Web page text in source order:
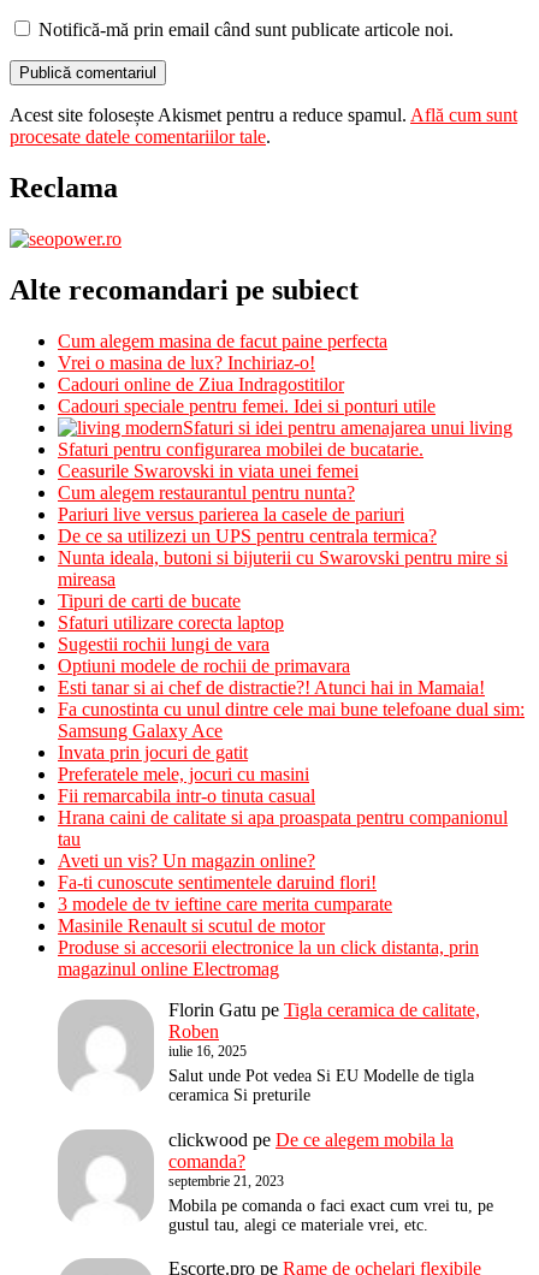
Notifică-mă prin email când sunt publicate articole noi.
Acest site folosește Akismet pentru a reduce spamul. Află cum sunt
procesate datele comentariilor tale.
Reclama
Alte recomandari pe subiect
Cum alegem masina de facut paine perfecta
Vrei o masina de lux? Inchiriaz-o!
Cadouri online de Ziua Indragostitilor
Cadouri speciale pentru femei. Idei si ponturi utile
Sfaturi si idei pentru amenajarea unui living
Sfaturi pentru configurarea mobilei de bucatarie.
Ceasurile Swarovski in viata unei femei
Cum alegem restaurantul pentru nunta?
Pariuri live versus parierea la casele de pariuri
De ce sa utilizezi un UPS pentru centrala termica?
Nunta ideala, butoni si bijuterii cu Swarovski pentru mire si
mireasa
Tipuri de carti de bucate
Sfaturi utilizare corecta laptop
Sugestii rochii lungi de vara
Optiuni modele de rochii de primavara
Esti tanar si ai chef de distractie?! Atunci hai in Mamaia!
Fa cunostinta cu unul dintre cele mai bune telefoane dual sim:
Samsung Galaxy Ace
Invata prin jocuri de gatit
Preferatele mele, jocuri cu masini
Fii remarcabila intr-o tinuta casual
Hrana caini de calitate si apa proaspata pentru companionul
tau
Aveti un vis? Un magazin online?
Fa-ti cunoscute sentimentele daruind flori!
3 modele de tv ieftine care merita cumparate
Masinile Renault si scutul de motor
Produse si accesorii electronice la un click distanta, prin
magazinul online Electromag
Florin Gatu pe Tigla ceramica de calitate,
Roben
iulie 16, 2025
Salut unde Pot vedea Si EU Modelle de tigla
ceramica Si preturile
clickwood pe De ce alegem mobila la
comanda?
septembrie 21, 2023
Mobila pe comanda o faci exact cum vrei tu, pe
gustul tau, alegi ce materiale vrei, etc.
Escorte.pro pe Rame de ochelari flexibile